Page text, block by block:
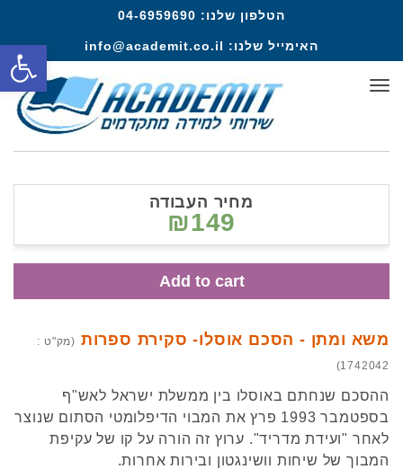
הטלפון שלנו: 04-6959690
האימייל שלנו: info@academit.co.il
תפריט
משא ומתן - הסכם אוסלו- סקירת ספרות (מק"ט :
1742042)
ההסכם שנחתם באוסלו בין ממשלת ישראל לאש"ף
בספטמבר 1993 פרץ את המבוי הדיפלומטי הסתום שנוצר
לאחר "ועידת מדריד". ערוץ זה הורה על קו של עקיפת
המבוך של שיחות וושינגטון ובירות אחרות.
מחיר העבודה
₪149
Add to cart
פתח